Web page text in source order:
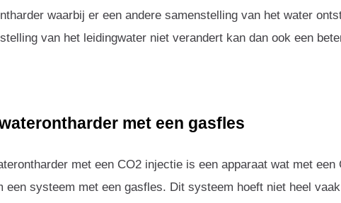
waarbij er een andere samenstelling van het water
van het leidingwater niet verandert kan dan ook een
met een gasfles
met een CO2 injectie is een apparaat wat met
een systeem met een gasfles. Dit systeem hoeft niet heel